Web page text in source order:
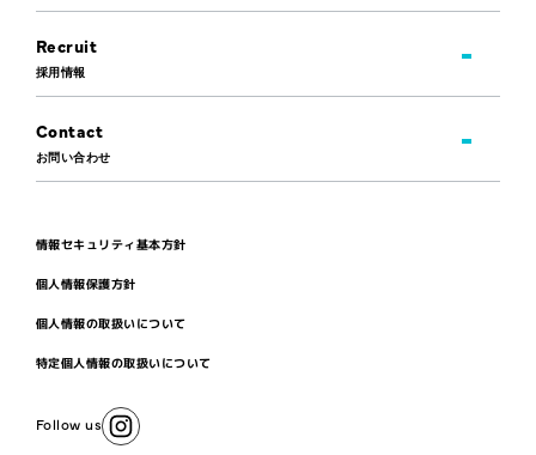
Recruit
採用情報
Contact
お問い合わせ
情報セキュリティ基本方針
個人情報保護方針
個人情報の取扱いについて
特定個人情報の取扱いについて
Follow us